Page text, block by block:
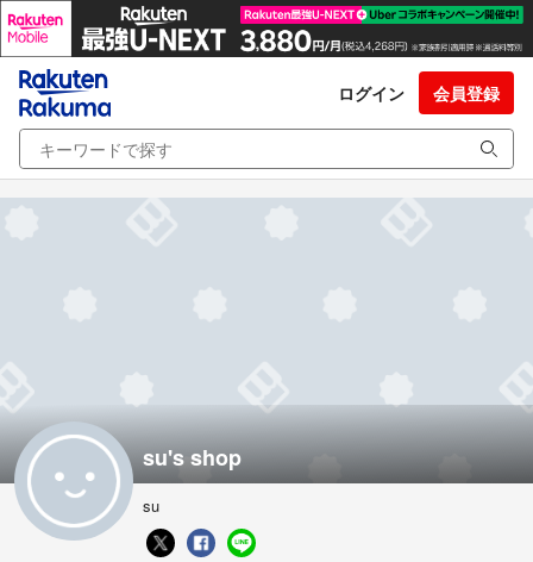
ログイン 会員登録
su's shop
su